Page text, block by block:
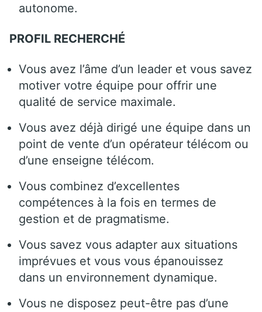
autonome.
PROFIL RECHERCHÉ
Vous avez l’âme d’un leader et vous savez
motiver votre équipe pour offrir une
qualité de service maximale.
Vous avez déjà dirigé une équipe dans un
point de vente d’un opérateur télécom ou
d’une enseigne télécom.
Vous combinez d’excellentes
compétences à la fois en termes de
gestion et de pragmatisme.
Vous savez vous adapter aux situations
imprévues et vous vous épanouissez
dans un environnement dynamique.
Vous ne disposez peut-être pas d’une